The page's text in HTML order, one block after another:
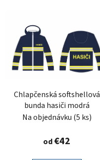
Chlapčenská softshellová
bunda hasiči modrá
Na objednávku (5 ks)
od€42